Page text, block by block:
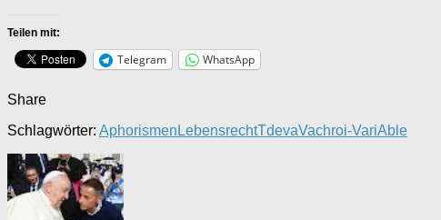
Teilen mit:
Telegram WhatsApp
Share
Schlagwörter: Aphorismen LebensrechtTdevaVachroi-VariAble